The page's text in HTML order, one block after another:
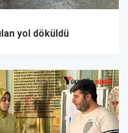
yol döküldü